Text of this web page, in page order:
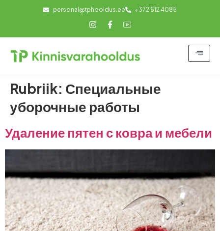
personal@tphooldus.ee +372 512 4085
Rubriik: Специальные
уборочные работы
Удаление пятен с ковра и мебели